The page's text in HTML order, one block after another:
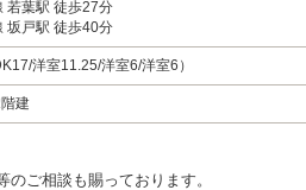
若葉駅 徒歩27分
坂戸駅 徒歩40分
洋室11.25/洋室6/洋室6）
建
ご相談も賜っております。